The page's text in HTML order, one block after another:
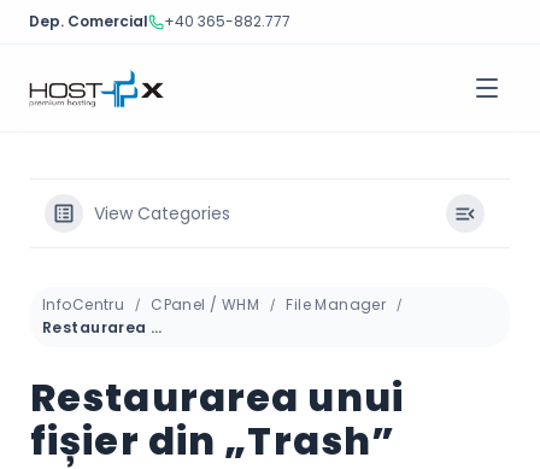
Dep. Comercial +40 365-882.777
conținut
View Categories
InfoCentru CPanel / WHM
File Manager
Restaurarea unui fișier din „Trash”
Restaurarea unui
fișier din „Trash”